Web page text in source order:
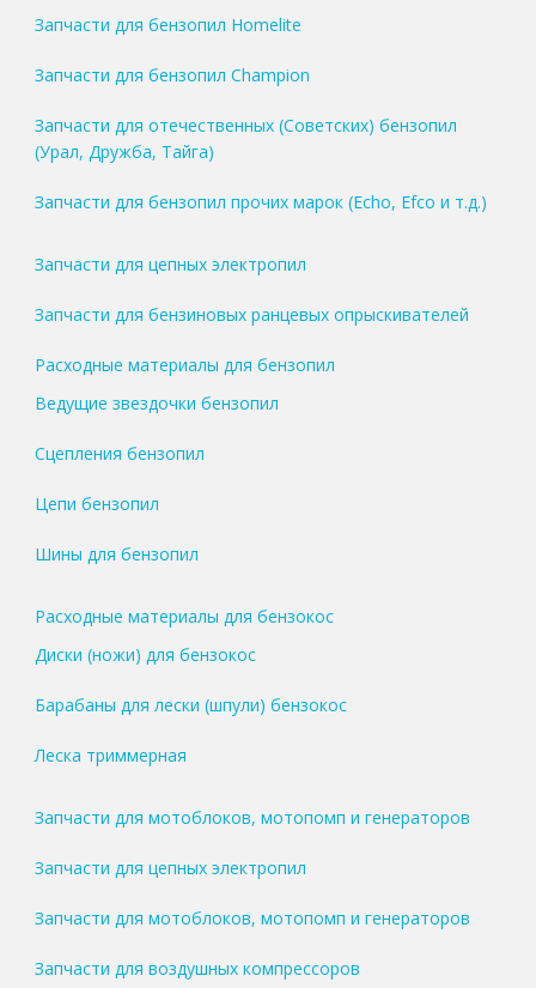
Запчасти для бензопил Homelite
Запчасти для бензопил Champion
Запчасти для отечественных (Советских) бензопил
(Урал, Дружба, Тайга)
Запчасти для бензопил прочих марок (Echo, Efco и т.д.)
Запчасти для цепных электропил
Запчасти для бензиновых ранцевых опрыскивателей
Расходные материалы для бензопил
Ведущие звездочки бензопил
Сцепления бензопил
Цепи бензопил
Шины для бензопил
Расходные материалы для бензокос
Диски (ножи) для бензокос
Барабаны для лески (шпули) бензокос
Леска триммерная
Запчасти для мотоблоков, мотопомп и генераторов
Запчасти для цепных электропил
Запчасти для мотоблоков, мотопомп и генераторов
Запчасти для воздушных компрессоров